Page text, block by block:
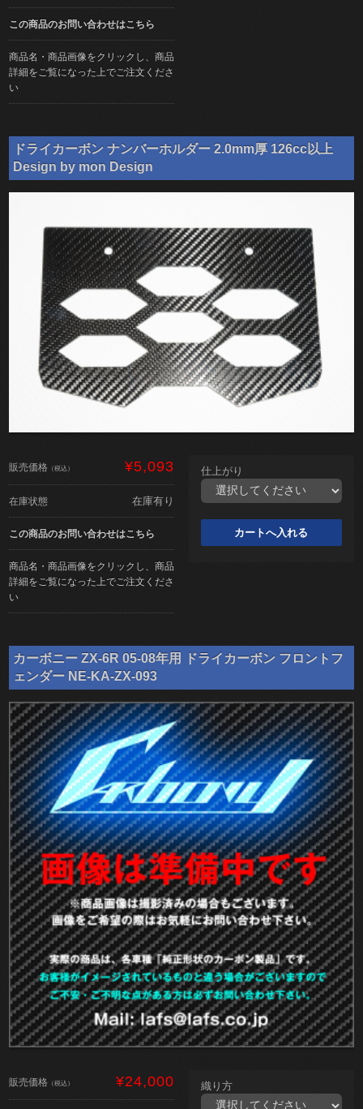
この商品のお問い合わせはこちら
商品名・商品画像をクリックし、商品
詳細をご覧になった上でご注文くださ
い
ドライカーボン ナンバーホルダー 2.0mm厚 126cc以上
Design by mon Design
販売価格 （税込） ¥5,093
在庫状態 在庫有り
この商品のお問い合わせはこちら
商品名・商品画像をクリックし、商品
詳細をご覧になった上でご注文くださ
い
仕上がり
カーボニー ZX-6R 05-08年用 ドライカーボン フロントフ
ェンダー NE-KA-ZX-093
販売価格 （税込） ¥24,000 織り方